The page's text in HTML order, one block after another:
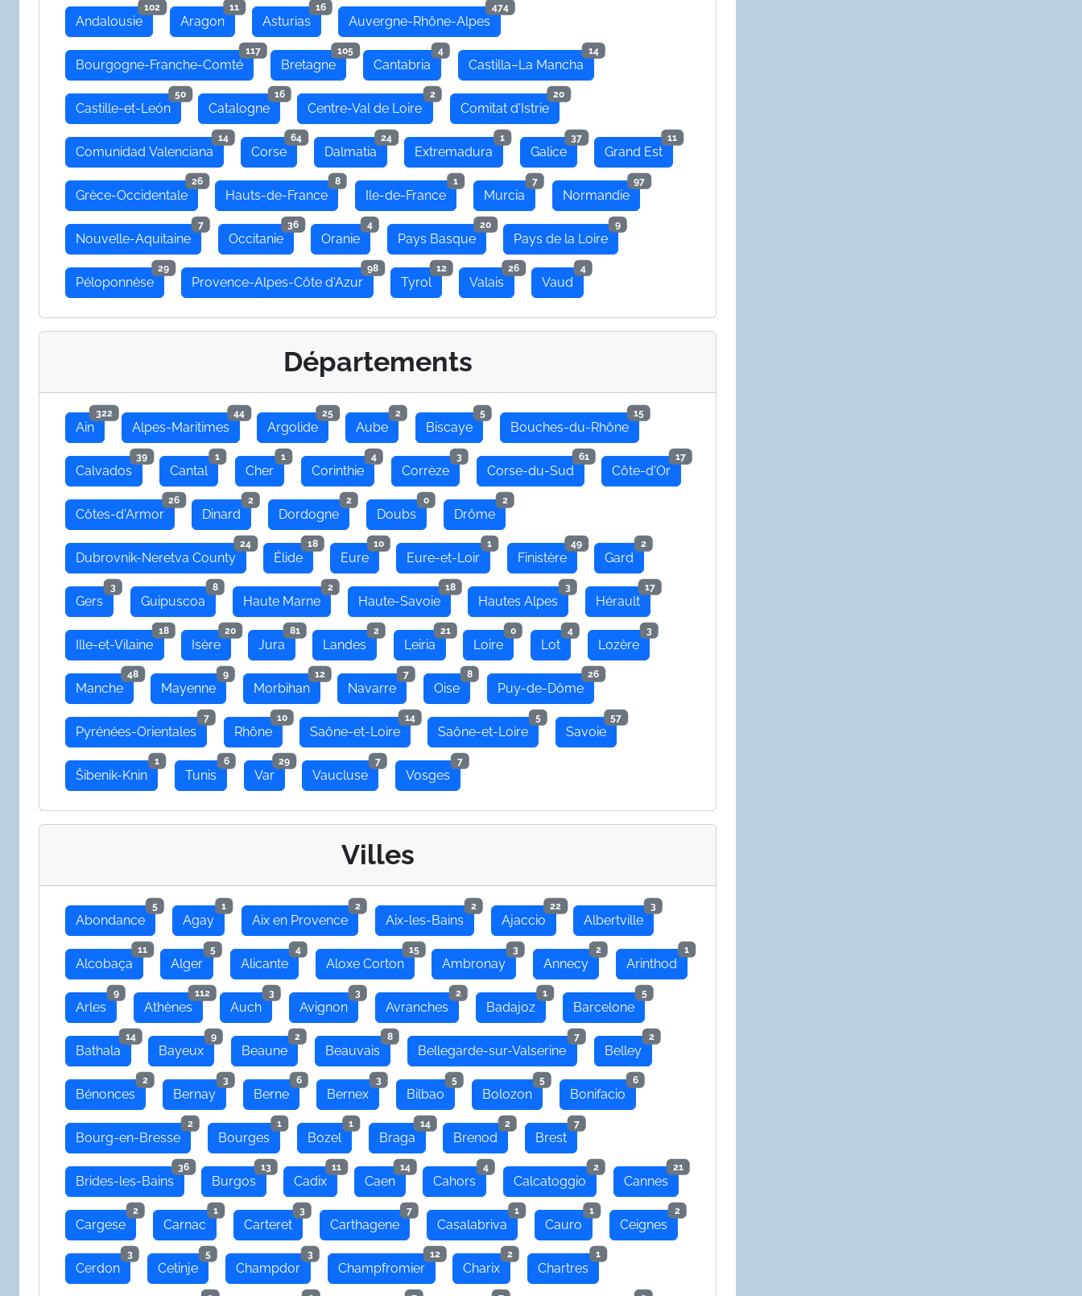
Andalousie
102
Aragon
11
Asturias
16
Auvergne-Rhône-Alpes
474
Bourgogne-Franche-Comté
117
Bretagne
105
Cantabria
4
Castilla–La Mancha
14
Castille-et-León
50
Catalogne
16
Centre-Val de Loire
2
Comitat d'Istrie
20
Comunidad Valenciana
14
Corse
64
Dalmatia
24
Extremadura
1
Galice
37
Grand Est
11
Grèce-Occidentale
26
Hauts-de-France
8
Ile-de-France
1
Murcia
7
Normandie
97
Nouvelle-Aquitaine
7
Occitanie
36
Oranie
4
Pays Basque
20
Pays de la Loire
9
Péloponnèse
29
Provence-Alpes-Côte d'Azur
98
Tyrol
12
Valais
26
Vaud
4
Départements
Ain
322
Alpes-Maritimes
44
Argolide
25
Aube
2
Biscaye
5
Bouches-du-Rhône
15
Calvados
39
Cantal
1
Cher
1
Corinthie
4
Corrèze
3
Corse-du-Sud
61
Côte-d'Or
17
Côtes-d'Armor
26
Dinard
2
Dordogne
2
Doubs
0
Drôme
2
Dubrovnik-Neretva County
24
Élide
18
Eure
10
Eure-et-Loir
1
Finistère
49
Gard
2
Gers
3
Guipuscoa
8
Haute Marne
2
Haute-Savoie
18
Hautes Alpes
3
Hérault
17
Ille-et-Vilaine
18
Isère
20
Jura
81
Landes
2
Leiria
21
Loire
0
Lot
4
Lozère
3
Manche
48
Mayenne
9
Morbihan
12
Navarre
7
Oise
8
Puy-de-Dôme
26
Pyrénées-Orientales
7
Rhône
10
Saône-et-Loire
14
Saône-et-Loire
5
Savoie
57
Šibenik-Knin
1
Tunis
6
Var
29
Vaucluse
7
Vosges
7
Villes
Abondance
5
Agay
1
Aix en Provence
2
Aix-les-Bains
2
Ajaccio
22
Albertville
3
Alcobaça
11
Alger
5
Alicante
4
Aloxe Corton
15
Ambronay
3
Annecy
2
Arinthod
1
Arles
9
Athènes
112
Auch
3
Avignon
3
Avranches
2
Badajoz
1
Barcelone
5
Bathala
14
Bayeux
9
Beaune
2
Beauvais
8
Bellegarde-sur-Valserine
7
Belley
2
Bénonces
2
Bernay
3
Berne
6
Bernex
3
Bilbao
5
Bolozon
5
Bonifacio
6
Bourg-en-Bresse
2
Bourges
1
Bozel
1
Braga
14
Brenod
2
Brest
7
Brides-les-Bains
36
Burgos
13
Cadix
11
Caen
14
Cahors
4
Calcatoggio
2
Cannes
21
Cargese
2
Carnac
1
Carteret
3
Carthagene
7
Casalabriva
1
Cauro
1
Ceignes
2
Cerdon
3
Cetinje
5
Champdor
3
Champfromier
12
Charix
2
Chartres
1